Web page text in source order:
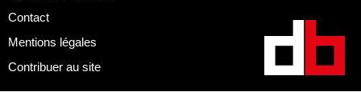
Contact
Mentions légales
Contribuer au site